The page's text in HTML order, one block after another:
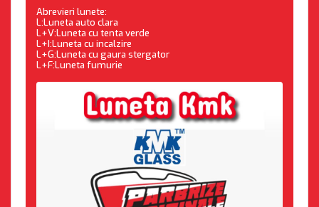
Abrevieri lunete:
L:Luneta auto clara
L+V:Luneta cu tenta verde
L+I:Luneta cu incalzire
L+G:Luneta cu gaura stergator
L+F:Luneta fumurie